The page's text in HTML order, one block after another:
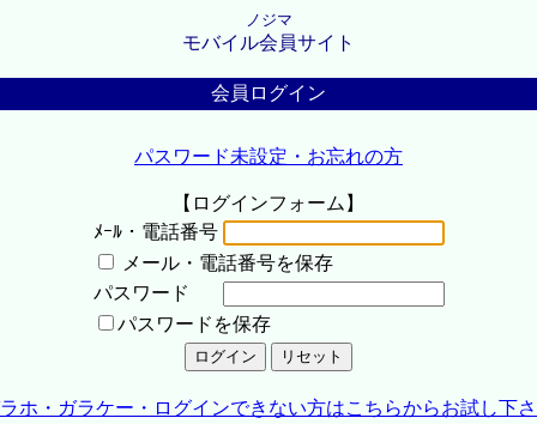
ノジマ
モバイル会員サイト
会員ログイン
パスワード未設定・お忘れの方
【ログインフォーム】
ﾒｰﾙ・電話番号
メール・電話番号を保存
パスワード
パスワードを保存
ホ・ガラケー・ログインできない方はこちらからお試し下